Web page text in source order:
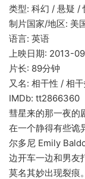
类型: 科幻 / 悬疑 /
制片国家/地区: 美
语言: 英语
上映日期: 2013-
片长: 89分钟
又名: 相干性 / 相
IMDb: tt2866360
彗星来的那一夜的剧
在一个静得有些诡
尔多尼 Emily
边开车一边和男友
莫名其妙出现裂痕